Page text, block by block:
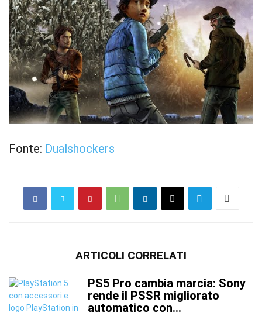
Fonte: Dualshockers
ARTICOLI CORRELATI
PS5 Pro cambia marcia: Sony
rende il PSSR migliorato
automatico con...